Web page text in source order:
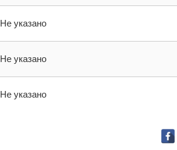
Не указано
Не указано
Не указано